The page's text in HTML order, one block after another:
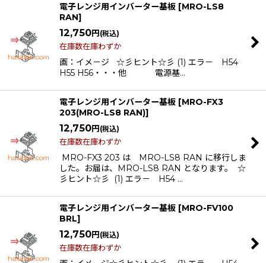
電子レンジ用インバーター基板 [MRO-LS8
RAN]
12,750円 (税込)
在庫数在庫わずか
画：イメ－ジ ☆彡ヒント☆彡 (1) エラ－ H54
H55 H56・・・他 電源基…
電子レンジ用インバーター基板 [MRO-FX3
203(MRO-LS8 RAN)]
12,750円 (税込)
在庫数在庫わずか
MRO-FX3 203 は MRO-LS8 RAN に移行しま
した。お届は、MRO-LS8 RAN となります。 ☆
彡ヒント☆彡 (1) エラ－ H54 …
電子レンジ用インバーター基板 [MRO-FV100
BRL]
12,750円 (税込)
在庫数在庫わずか